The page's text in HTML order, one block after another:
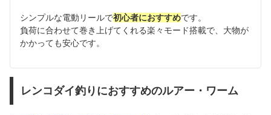
シンプルな電動リールで初心者におすすめです。
負荷に合わせて巻き上げてくれる楽々モード搭載で、大物が
かかっても安心です。
レンコダイ釣りにおすすめのルアー・ワーム